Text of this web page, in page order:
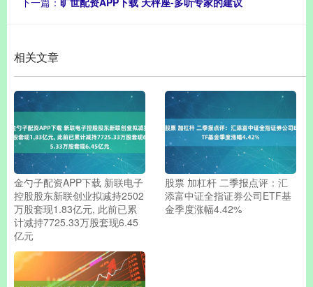
相关文章
金勺子配资APP下载 新联电子
控股股东新联创业拟减持2502
万股套现1.83亿元, 此前已累
计减持7725.33万股套现6.45
亿元
股票 加杠杆 二季报点评：汇
添富中证全指证券公司ETF基
金季度涨幅4.42%